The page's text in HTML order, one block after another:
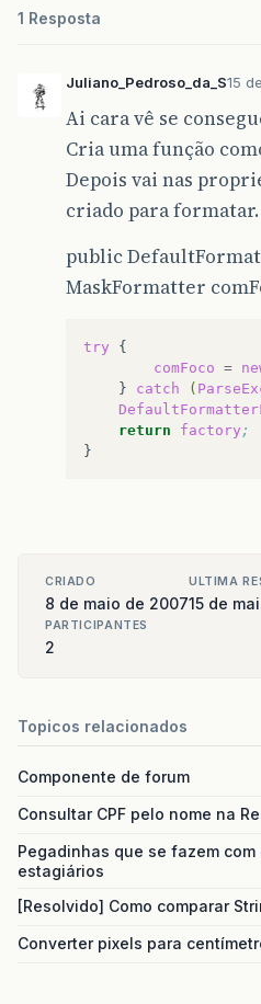
1 Resposta
Juliano_Pedroso_da_S15
Ai cara vê se
Cria uma função
Depois vai nas
criado para formatar.
public
MaskFormatter
try
comFoco =
}
catch (
return
factory ;
CRIADO
8 de maio de 2007
ULTIMA
15 de
PARTICIPANTES
2
Topicos relacionados
Componente de forum
Consultar CPF pelo nome na
Pegadinhas que se fazem com
estagiários
[Resolvido] Como comparar
Converter pixels para